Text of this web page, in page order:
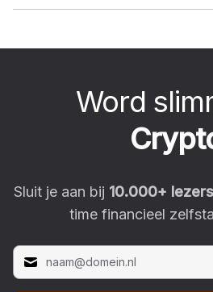
Word
Crypt
Sluit je aan bij 10.000+ lezers
time financieel